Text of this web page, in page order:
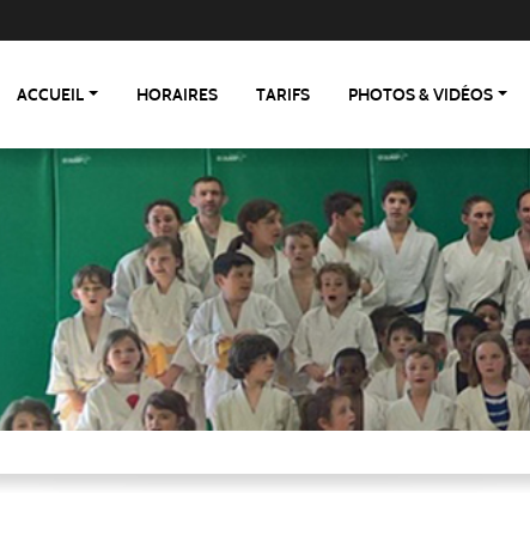
ACCUEIL HORAIRES TARIFS PHOTOS & VIDÉOS